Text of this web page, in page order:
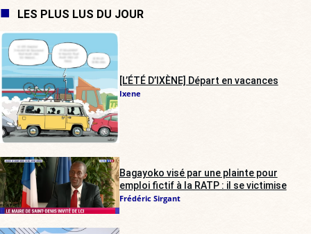
LES PLUS LUS DU JOUR
[L’ÉTÉ D’IXÈNE] Départ en vacances
Ixene
Bagayoko visé par une plainte pour
emploi fictif à la RATP : il se victimise
Frédéric Sirgant